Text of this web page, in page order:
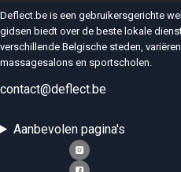
Deflect.be is een gebruikersgerichte
gidsen biedt over de beste lokale
verschillende Belgische steden,
massagesalons en sportscholen.
contact@deflect.be
Aanbevolen pagina's